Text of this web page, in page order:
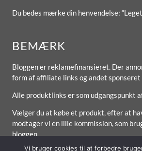
Du bedes mærke din henvendelse:
BEMÆRK
Bloggen er reklamefinansieret. Der
form af affiliate links og andet sponseret
Alle produktlinks er som udgangspunkt
Vælger du at købe et produkt, efter at
modtager vi en lille kommission, som
bloggen.
Vi bruger cookies til at forbedre